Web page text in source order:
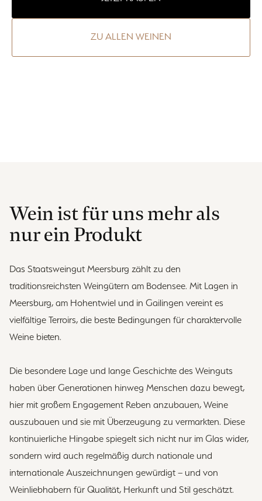
ZU ALLEN WEINEN
Wein ist für uns mehr als
nur ein Produkt
Das Staatsweingut Meersburg zählt zu den
traditionsreichsten Weingütern am Bodensee. Mit Lagen in
Meersburg, am Hohentwiel und in Gailingen vereint es
vielfältige Terroirs, die beste Bedingungen für charaktervolle
Weine bieten.
Die besondere Lage und lange Geschichte des Weinguts
haben über Generationen hinweg Menschen dazu bewegt,
hier mit großem Engagement Reben anzubauen, Weine
auszubauen und sie mit Überzeugung zu vermarkten. Diese
kontinuierliche Hingabe spiegelt sich nicht nur im Glas wider,
sondern wird auch regelmäßig durch nationale und
internationale Auszeichnungen gewürdigt – und von
Weinliebhabern für Qualität, Herkunft und Stil geschätzt.